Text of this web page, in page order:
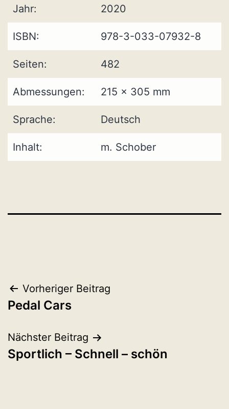
Jahr: 2020
ISBN: 978-3-033-07932-8
Seiten: 482
Abmessungen: 215 x 305 mm
Sprache: Deutsch
Inhalt: m. Schober
Beitragsnavigation
Vorheriger Beitrag
Pedal Cars
Nächster Beitrag
Sportlich – Schnell – schön